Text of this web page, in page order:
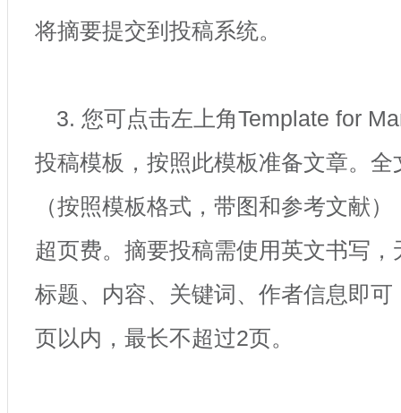
将摘要提交到投稿系统。
3. 您可点击左上角Template for
投稿模板，按照此模板准备文章。
（按照模板格式，带图和参考文献
超页费。摘要投稿需使用英文书写
标题、内容、关键词、作者信息即
页以内，最长不超过2页。